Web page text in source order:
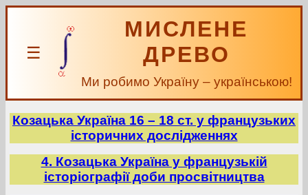
☰
МИСЛЕНЕ
ДРЕВО
Ми робимо Україну – українською!
Козацька Україна 16 – 18 ст. у французьких
історичних дослідженнях
4. Козацька Україна у французькій
історіографії доби просвітництва